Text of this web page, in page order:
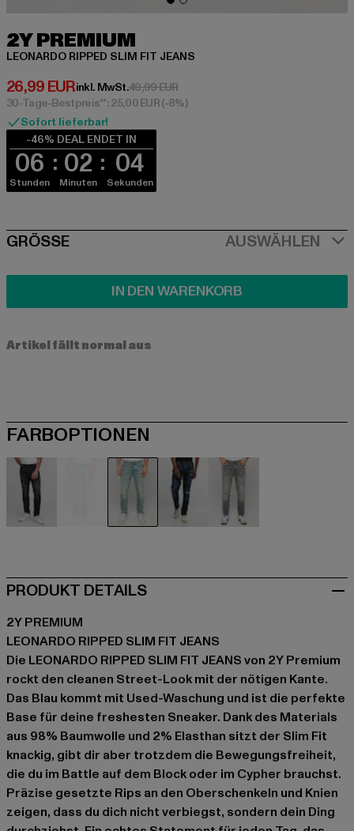
2Y PREMIUM
LEONARDO RIPPED SLIM FIT JEANS
26,99 EUR
Derzeitiger Preis: 26,99 EUR
inkl. MwSt.49,99 EURAktionspreis: 49,99 EUR
30-Tage-Bestpreis**: 25,00 EUR(-8%)
Sofort lieferbar!
-46% DEAL ENDET IN
06
Stunden
02
Minuten
04
Sekunden
SIZE
GRÖSSE AUSWÄHLEN
IN DEN WARENKORB
Artikel fällt normal aus
FARBOPTIONEN
PRODUKT DETAILS
2Y PREMIUM
LEONARDO RIPPED SLIM FIT JEANS
Die LEONARDO RIPPED SLIM FIT JEANS von 2Y Premium
rockt den cleanen Street-Look mit der nötigen Kante.
Das Blau kommt mit Used-Waschung und ist die perfekte
Base für deine freshesten Sneaker. Dank des Materials
aus 98% Baumwolle und 2% Elasthan sitzt der Slim Fit
knackig, gibt dir aber trotzdem die Bewegungsfreiheit,
die du im Battle auf dem Block oder im Cypher brauchst.
Präzise gesetzte Rips an den Oberschenkeln und Knien
zeigen, dass du dich nicht verbiegst, sondern dein Ding